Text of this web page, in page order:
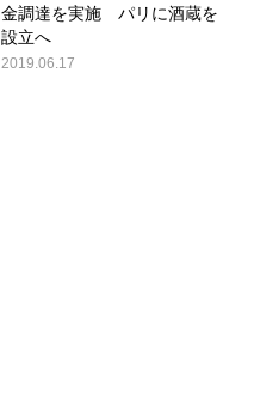
金調達を実施 パリに酒蔵を
設立へ
2019.06.17